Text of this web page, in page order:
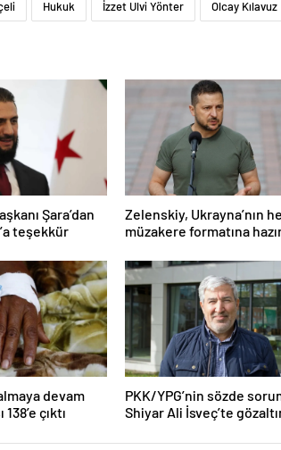
Şara’dan
teşekkür
Zelenskiy, Ukrayna’nın
müzakere formatına hazır
olduğunu duyurdu!
devam
çıktı
PKK/YPG’nin sözde
Shiyar Ali İsveç’te